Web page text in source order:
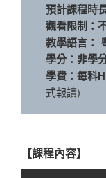
預計課程時
觀看限制：
教學語言：
學分：非學
學費：每科
式報讀)
【課程內容】